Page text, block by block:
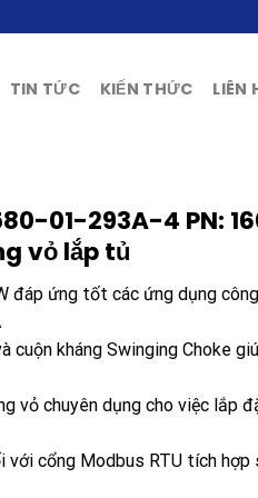
TIN TỨC KIẾN THỨC LIÊN
01-293A-4 PN:
vỏ lắp tủ
đáp ứng tốt các ứng dụng
cuộn kháng Swinging Choke
vỏ chuyên dụng cho việc lắp
cổng Modbus RTU tích hợp